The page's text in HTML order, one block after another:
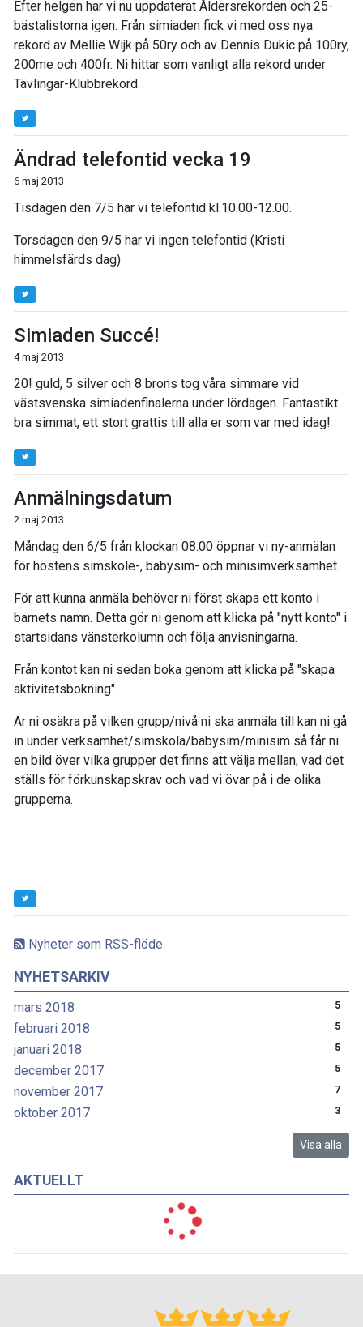
Nyheter som RSS-flöde
NYHETSARKIV
mars 2018 5
februari 2018 5
januari 2018 5
december 2017 5
november 2017 7
oktober 2017 3
Visa alla
AKTUELLT
Efter helgen har vi nu uppdaterat Åldersrekorden och 25-
bästalistorna igen. Från simiaden fick vi med oss nya
rekord av Mellie Wijk på 50ry och av Dennis Dukic på 100ry,
200me och 400fr. Ni hittar som vanligt alla rekord under
Tävlingar-Klubbrekord.
Ändrad telefontid vecka 19
6 maj 2013
Tisdagen den 7/5 har vi telefontid kl.10.00-12.00.
Torsdagen den 9/5 har vi ingen telefontid (Kristi
himmelsfärds dag)
Simiaden Succé!
4 maj 2013
20! guld, 5 silver och 8 brons tog våra simmare vid
västsvenska simiadenfinalerna under lördagen. Fantastikt
bra simmat, ett stort grattis till alla er som var med idag!
Anmälningsdatum
2 maj 2013
Måndag den 6/5 från klockan 08.00 öppnar vi ny-anmälan
för höstens simskole-, babysim- och minisimverksamhet.
För att kunna anmäla behöver ni först skapa ett konto i
barnets namn. Detta gör ni genom att klicka på "nytt konto" i
startsidans vänsterkolumn och följa anvisningarna.
Från kontot kan ni sedan boka genom att klicka på "skapa
aktivitetsbokning".
Är ni osäkra på vilken grupp/nivå ni ska anmäla till kan ni gå
in under verksamhet/simskola/babysim/minisim så får ni
en bild över vilka grupper det finns att välja mellan, vad det
ställs för förkunskapskrav och vad vi övar på i de olika
grupperna.